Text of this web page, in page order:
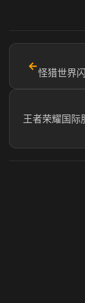
←
怪猎世界
王者荣耀国际